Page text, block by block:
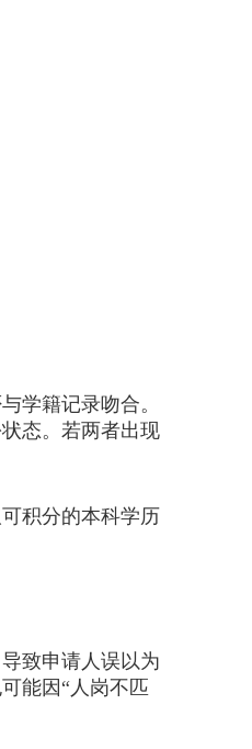
学籍记录吻合。
态。若两者出现
积分的本科学历
致申请人误以为
能因“人岗不匹